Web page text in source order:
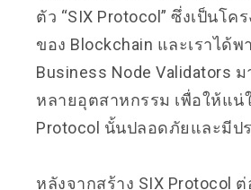
ตัว “SIX Protocol” ซึ่งเป็นโค
ของ Blockchain และเราได้พ
Business Node Validators
หลายอุตสาหกรรม เพื่อให้แน่
Protocol นั้นปลอดภัยและมีป
หลังจากสร้าง SIX Protocol